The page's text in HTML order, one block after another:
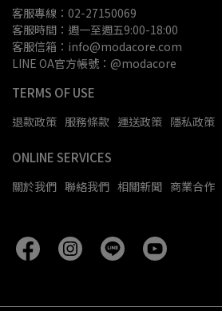
客服專線：02-27150069
客服時間：週一至週五9:00-18:00
客服信箱：info@modacore.com
LINE OA官方帳號：@modacore
TERMS OF USE
退款政策 服務條款 運送政策 隱私政策
ONLINE SERVICES
關於我們 聯絡我們 相關新聞 商業合作